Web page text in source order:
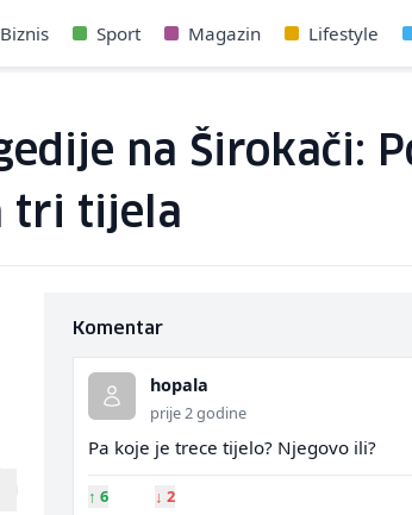
Biznis Sport Magazin Lifestyle
na Širokači:
tri tijela
Komentar
hopala
prije 2 godine
Pa koje je trece tijelo? Njegovo ili?
↑ 6 ↓ 2